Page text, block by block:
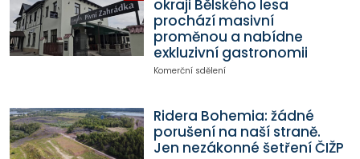
okraji Bělského lesa
prochází masivní
proměnou a nabídne
exkluzivní gastronomii
Komerční sdělení
Ridera Bohemia: žádné
porušení na naší straně.
Jen nezákonné šetření ČIŽP